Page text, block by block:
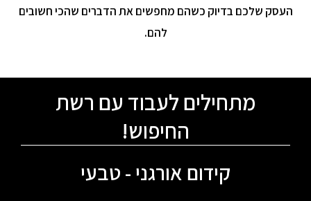
העסק שלכם בדיוק כשהם מחפשים את הדברים שהכי חשובים
להם.
מתחילים לעבוד עם רשת
החיפוש!
קידום אורגני - טבעי